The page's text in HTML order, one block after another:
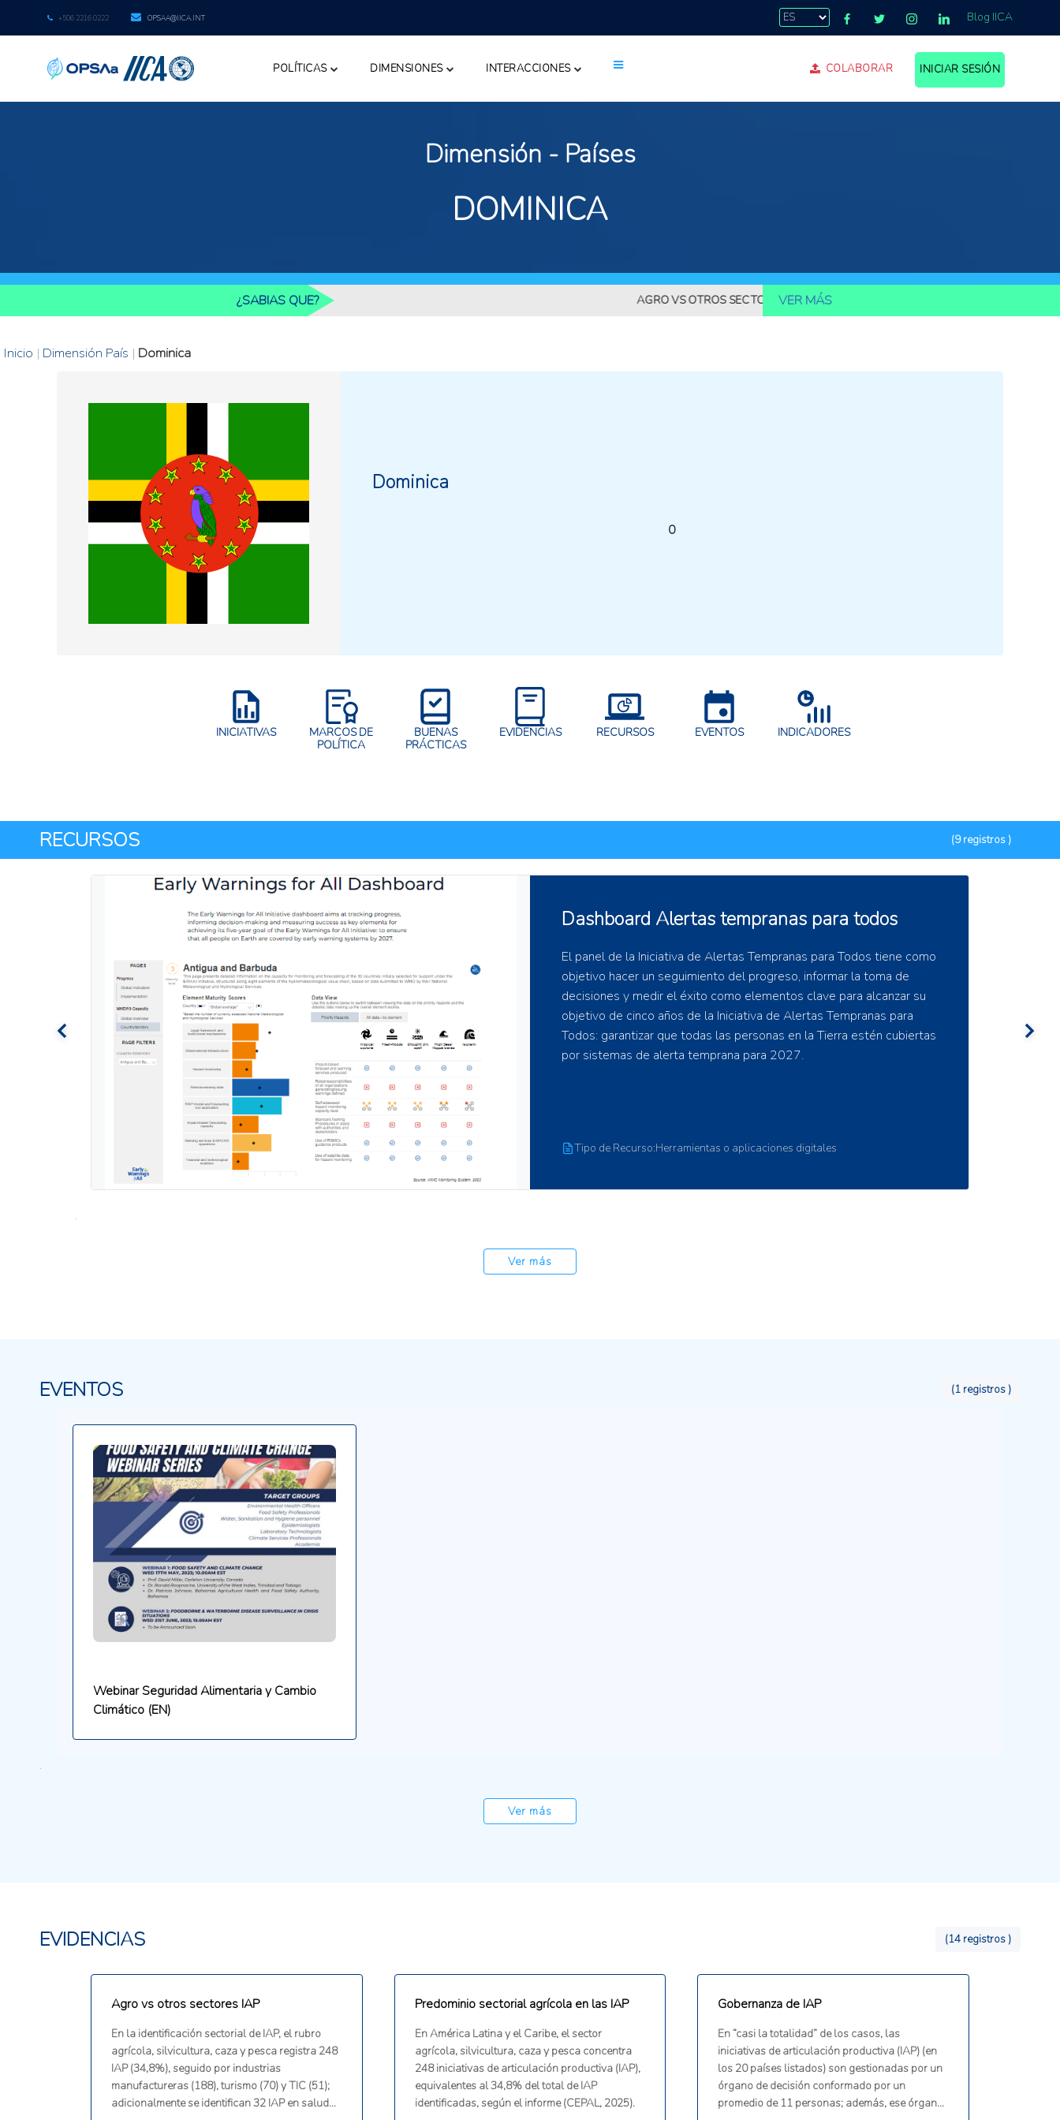
+506 2216 0222 OPSAA@IICA.INT Blog IICA
POLÍTICAS DIMENSIONES INTERACCIONES COLABORAR INICIAR SESIÓN
Dimensión - Países
DOMINICA
¿SABIAS QUE? AGRO VS OTROS SECTORES IAP EN LA IDENTIFICACIÓN SECTORIAL DE IAP, EL
VER MÁS
Inicio | Dimensión País | Dominica
Dominica
0
INICIATIVAS
MARCOS DE
POLÍTICA
BUENAS
PRÁCTICAS
EVIDENCIAS RECURSOS EVENTOS INDICADORES
RECURSOS (9 registros )
Portal Regional de Datos de Monitoreo
El Portal Regional de Datos de Monitoreo Ambiental (REMDAP)
opera como un hub para la toma de decisiones, mejorando la
efectividad del monitoreo y evaluación ambiental en todo el Caribe.
REMDAP tiene como objetivo proporcionar a los tomadores de
decisiones, las ONG, las instituciones académicas y el sector privado
seguimiento del estado ambiental. Además, REMDAP incluye
herramientas e indicadores de múltiples escalas diseñados para
Tipo de Recurso:Base de datos en línea
.
Ver más
EVENTOS (1 registros )
Webinar Seguridad Alimentaria y Cambio
Climático (EN)
.
Ver más
EVIDENCIAS (14 registros )
Agro vs otros sectores IAP
En la identificación sectorial de IAP, el rubro
agrícola, silvicultura, caza y pesca registra 248
IAP (34,8%), seguido por industrias
manufactureras (188), turismo (70) y TIC (51);
adicionalmente se identifican 32 IAP en salud
Predominio sectorial agrícola en las IAP
En América Latina y el Caribe, el sector
agrícola, silvicultura, caza y pesca concentra
248 iniciativas de articulación productiva (IAP),
equivalentes al 34,8% del total de IAP
identificadas, según el informe (CEPAL, 2025).
Gobernanza de IAP
En “casi la totalidad” de los casos, las
iniciativas de articulación productiva (IAP) (en
los 20 países listados) son gestionadas por un
órgano de decisión conformado por un
promedio de 11 personas; además, ese órgano